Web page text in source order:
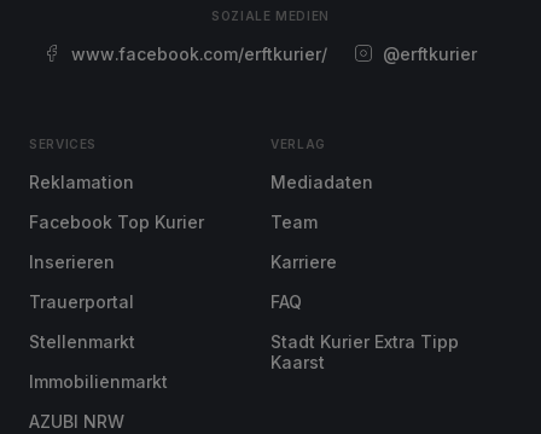
SOZIALE MEDIEN
www.facebook.com/erftkurier/ @erftkurier
SERVICES
Reklamation
Facebook Top Kurier
Inserieren
Trauerportal
Stellenmarkt
Immobilienmarkt
AZUBI NRW
VERLAG
Mediadaten
Team
Karriere
FAQ
Stadt Kurier Extra Tipp
Kaarst